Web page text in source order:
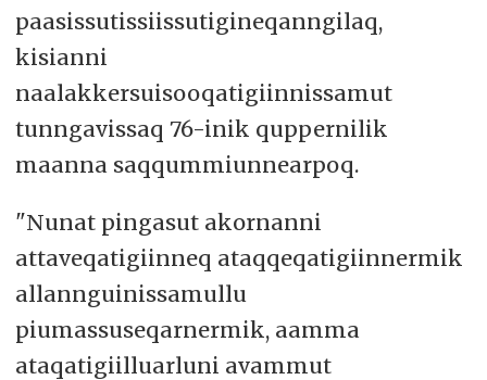
paasissutissiissutigineqanngilaq,
kisianni
naalakkersuisooqatigiinnissamut
tunngavissaq 76-inik quppernilik
maanna saqqummiunnearpoq.
"Nunat pingasut akornanni
attaveqatigiinneq ataqqeqatigiinnermik
allannguinissamullu
piumassuseqarnermik, aamma
ataqatigiilluarluni avammut